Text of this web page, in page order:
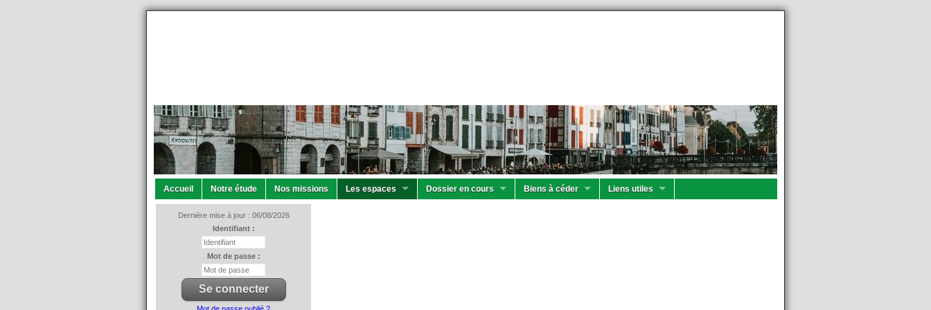
Accueil Notre étude Nos missions Les espaces Dossier en cours Biens à céder Liens utiles
Dernière mise à jour : 06/08/2026
Identifiant :
Mot de passe :